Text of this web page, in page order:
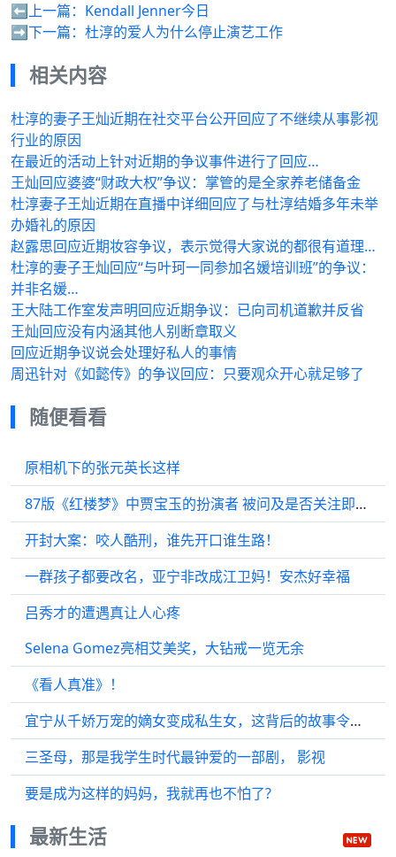
⬅️上一篇： Kendall Jenner今日
➡️下一篇： 杜淳的爱人为什么停止演艺工作
相关内容
杜淳的妻子王灿近期在社交平台公开回应了不继续从事影视
行业的原因
在最近的活动上针对近期的争议事件进行了回应…
王灿回应婆婆“财政大权”争议：掌管的是全家养老储备金
杜淳妻子王灿近期在直播中详细回应了与杜淳结婚多年未举
办婚礼的原因
赵露思回应近期妆容争议，表示觉得大家说的都很有道理…
杜淳的妻子王灿回应“与叶珂一同参加名媛培训班”的争议：
并非名媛…
王大陆工作室发声明回应近期争议：已向司机道歉并反省
王灿回应没有内涵其他人别断章取义
回应近期争议说会处理好私人的事情
周迅针对《如懿传》的争议回应：只要观众开心就足够了
随便看看
原相机下的张元英长这样
87版《红楼梦》中贾宝玉的扮演者 被问及是否关注即将上映的电影 时…
开封大案：咬人酷刑，谁先开口谁生路！
一群孩子都要改名，亚宁非改成江卫妈！安杰好幸福
吕秀才的遭遇真让人心疼
Selena Gomez亮相艾美奖，大钻戒一览无余
《看人真准》！
宜宁从千娇万宠的嫡女变成私生女，这背后的故事令人感慨…
三圣母，那是我学生时代最钟爱的一部剧， 影视
要是成为这样的妈妈，我就再也不怕了?
最新生活